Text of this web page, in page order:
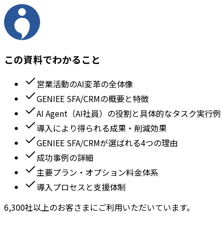
この資料でわかること
営業活動のAI変革の全体像
GENIEE SFA/CRMの概要と特徴
AI Agent（AI社員）の役割と具体的なタスク実行例
導入により得られる成果・削減効果
GENIEE SFA/CRMが選ばれる4つの理由
成功事例の詳細
主要プラン・オプション料金体系
導入プロセスと支援体制
6,300社以上のお客さまにご利用いただいています。